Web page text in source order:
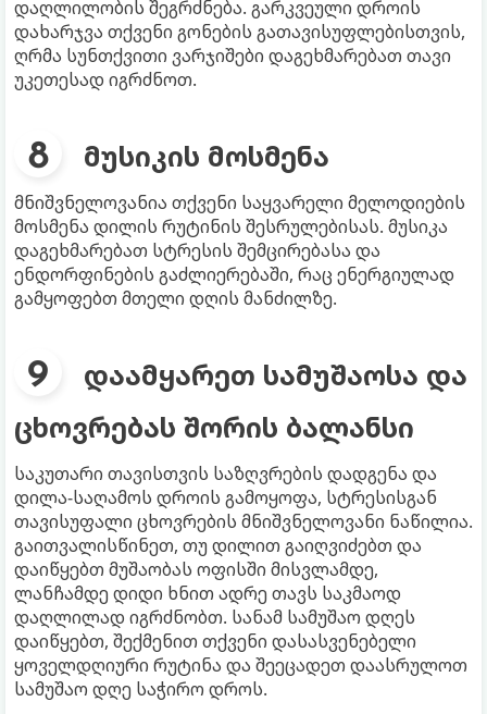
დაღლილობის შეგრძნება. გარკვეული დროის
დახარჯვა თქვენი გონების გათავისუფლებისთვის,
ღრმა სუნთქვითი ვარჯიშები დაგეხმარებათ თავი
უკეთესად იგრძნოთ.
მუსიკის მოსმენა
მნიშვნელოვანია თქვენი საყვარელი მელოდიების
მოსმენა დილის რუტინის შესრულებისას. მუსიკა
დაგეხმარებათ სტრესის შემცირებასა და
ენდორფინების გაძლიერებაში, რაც ენერგიულად
გამყოფებთ მთელი დღის მანძილზე.
დაამყარეთ სამუშაოსა და
ცხოვრებას შორის ბალანსი
საკუთარი თავისთვის საზღვრების დადგენა და
დილა-საღამოს დროის გამოყოფა, სტრესისგან
თავისუფალი ცხოვრების მნიშვნელოვანი ნაწილია.
გაითვალისწინეთ, თუ დილით გაიღვიძებთ და
დაიწყებთ მუშაობას ოფისში მისვლამდე,
ლანჩამდე დიდი ხნით ადრე თავს საკმაოდ
დაღლილად იგრძნობთ. სანამ სამუშაო დღეს
დაიწყებთ, შექმენით თქვენი დასასვენებელი
ყოველდღიური რუტინა და შეეცადეთ დაასრულოთ
სამუშაო დღე საჭირო დროს.